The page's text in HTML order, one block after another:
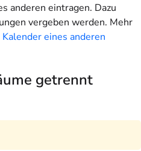
anderen eintragen. Dazu
vergeben werden. Mehr
eines anderen
getrennt